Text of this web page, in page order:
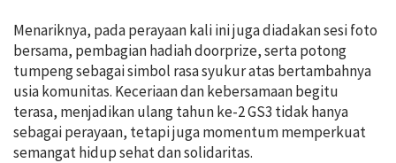
Menariknya, pada perayaan kali ini juga diadakan sesi foto
bersama, pembagian hadiah doorprize, serta potong
tumpeng sebagai simbol rasa syukur atas bertambahnya
usia komunitas. Keceriaan dan kebersamaan begitu
terasa, menjadikan ulang tahun ke-2 GS3 tidak hanya
sebagai perayaan, tetapi juga momentum memperkuat
semangat hidup sehat dan solidaritas.